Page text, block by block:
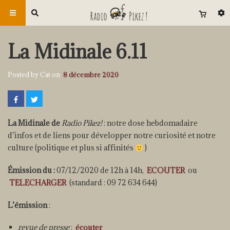
La Midinale 6.11
Posted by Cat on 8 décembre 2020
La Midinale de Radio Pikez!: notre dose hebdomadaire
d’infos et de liens pour développer notre curiosité et notre
culture (politique et plus si affinités
)
Émission du :07/12/2020 de 12h à 14h, ECOUTER ou
TELECHARGER (standard : 09 72 634 644)
L’émission:
revue de presse: écouter